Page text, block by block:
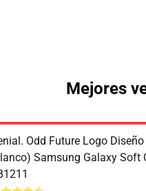
Mejores
Odd Future Logo Diseño
Samsung Galaxy Soft